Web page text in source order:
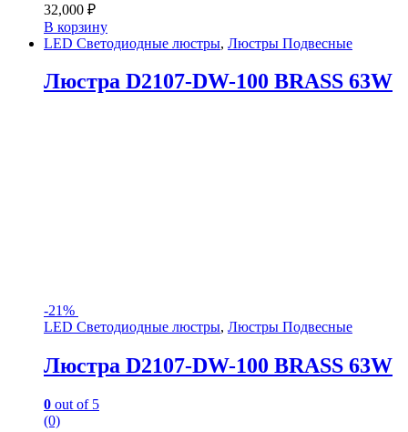
32,000 ₽
В корзину
LED Светодиодные люстры, Люстры Подвесные
Люстра D2107-DW-100 BRASS 63W
-21%
LED Светодиодные люстры, Люстры Подвесные
Люстра D2107-DW-100 BRASS 63W
0 out of 5
(0)